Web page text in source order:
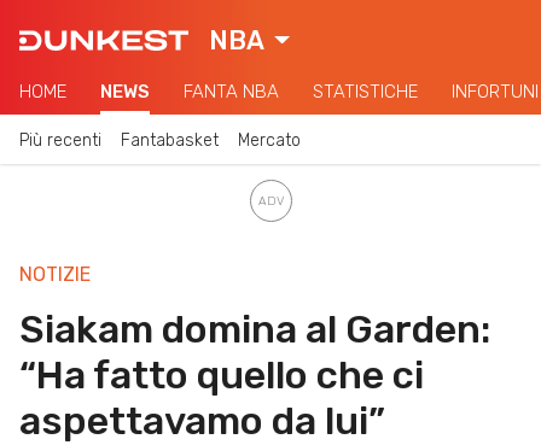
NBA
HOME NEWS FANTA NBA STATISTICHE INFORTUNI
Più recenti Fantabasket Mercato
NOTIZIE
Siakam domina al Garden:
“Ha fatto quello che ci
aspettavamo da lui”